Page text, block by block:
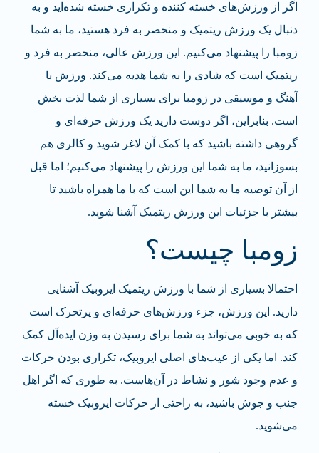
اگر از ورزش‌های خسته کننده و تکراری خسته شده‌اید و به
دنبال یک ورزش ریتمیک و منحصر به فرد هستید، ما به شما
زومبا را پیشنهاد می‌کنیم. این ورزش عالی، منحصر به فرد و
ریتمیک است که شادی را به شما هدیه می‌کند. ورزش با
آهنگ و موسیقی در زومبا برای بسیاری از شما لذت بخش
است. بنابراین، اگر دوست دارید یک ورزش حرفه‌ای و
گروهی داشته باشید که با کمک آن لاغر شوید و کالری هم
بسوزانید، ما به شما این ورزش را پیشنهاد می‌کنیم؛ اما قبل
از آن توصیه ما به شما این است که با ما همراه باشید تا
بیشتر با جزئیات این ورزش ریتمیک آشنا شوید.
زومبا چیست؟
احتمالا بسیاری از شما با ورزش ریتمیک ایروبیک آشنایی
دارید. این ورزش، جزء ورزش‌های حرفه‌ای و پرتحرک است
که به خوبی می‌تواند به شما برای رسیدن به وزن ایده‌آل کمک
کند. اما یکی از عیب‌های اصلی ایروبیک، تکراری بودن حرکات
و عدم وجود شور و نشاط در آن‌هاست. به طوری که اگر اهل
جنب و جوش باشید، به راحتی از حرکات ایروبیک خسته
می‌شوید.